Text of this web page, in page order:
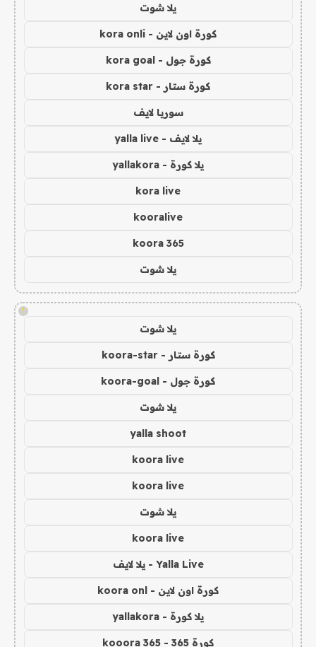
يلا شوت
كورة اون لاين - kora onli
كورة جول - kora goal
كورة ستار - kora star
سوريا لايف
يلا لايف - yalla live
يلا كورة - yallakora
kora live
kooralive
koora 365
يلا شوت
!
يلا شوت
كورة ستار - koora-star
كورة جول - koora-goal
يلا شوت
yalla shoot
koora live
koora live
يلا شوت
koora live
Yalla Live - يلا لايف
كورة اون لاين - koora onl
يلا كورة - yallakora
كورة 365 - kooora 365